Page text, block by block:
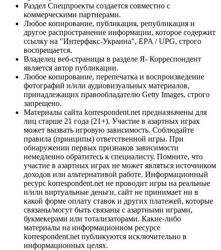
Раздел Спецпроекты создается совместно с
коммерческими партнерами.
Любое копирование, публикация, републикация и
другое распространение информации, которое содержит
ссылку на "Интерфакс-Украина", EPA / UPG, строго
воспрещается.
Владелец веб-страницы в разделе Я- Корреспондент
является автор публикации.
Любое копирование, перепечатка и воспроизведение
фотографий и/или аудиовизуальных материалов,
принадлежащих правообладателю Getty Images, строго
запрещено.
Материалы сайта korrespondent.net предназначены для
лиц старше 21 года (21+). Участие в азартных играх
может вызвать игровую зависимость. Соблюдайте
правила (принципы) ответственной игры. При
обнаружении первых признаков зависимости
немедленно обратитесь к специалисту. Помните, что
участие в азартных играх не может являться источником
доходов или альтернативой работе. Информационный
ресурс korrespondent.net не проводит игры на реальные
и/или виртуальные деньги, сайт не принимает ни в
какой форме оплату ставок и других платежей, которые
связаны/могут быть связаны с азартными играми,
букмекерами или тотализаторами. Какие-либо
материалы на информационном ресурсе
korrespondent.net публикуются исключительно в
информационных целях.